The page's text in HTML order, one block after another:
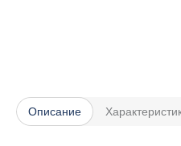
Описание